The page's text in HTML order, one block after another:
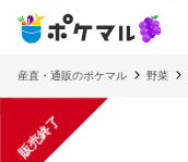
産直・通販のポケマル 野菜
販売終了